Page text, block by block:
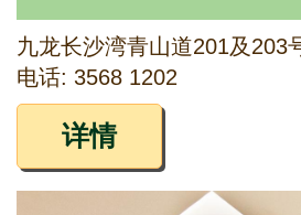
九龙长沙湾青山道201及203
电话: 3568 1202
详情